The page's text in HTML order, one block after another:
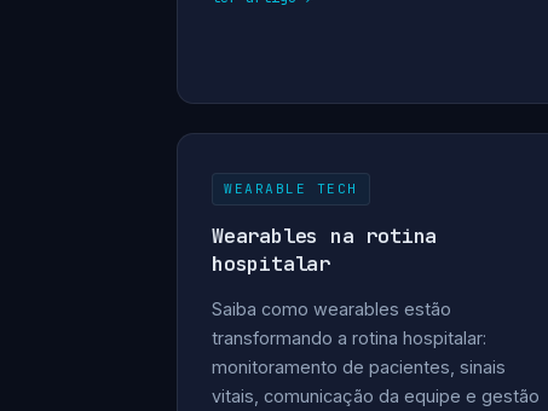
WEARABLE TECH
Wearables na rotina
hospitalar
Saiba como wearables estão
transformando a rotina hospitalar:
monitoramento de pacientes, sinais
vitais, comunicação da equipe e gestão